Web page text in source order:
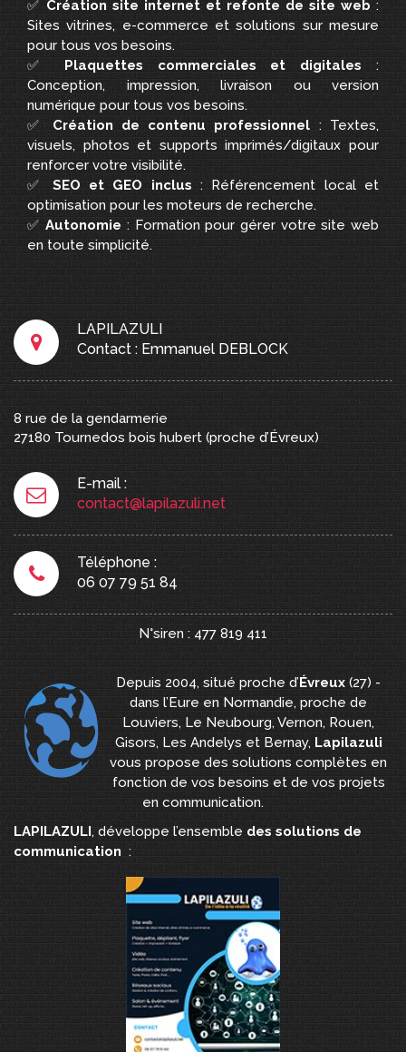
✅ Création site internet et refonte de site web :
Sites vitrines, e-commerce et solutions sur mesure
pour tous vos besoins.
✅ Plaquettes commerciales et digitales :
Conception, impression, livraison ou version
numérique pour tous vos besoins.
✅ Création de contenu professionnel : Textes,
visuels, photos et supports imprimés/digitaux pour
renforcer votre visibilité.
✅ SEO et GEO inclus : Référencement local et
optimisation pour les moteurs de recherche.
✅Autonomie : Formation pour gérer votre site web
en toute simplicité.
LAPILAZULI
Contact : Emmanuel DEBLOCK
8 rue de la gendarmerie
27180 Tournedos bois hubert (proche d’Évreux)
E-mail :
contact@lapilazuli.net
Téléphone :
06 07 79 51 84
N°siren : 477 819 411
Depuis 2004, situé proche d’Évreux (27) -
dans l’Eure en Normandie, proche de
Louviers, Le Neubourg, Vernon, Rouen,
Gisors, Les Andelys et Bernay, Lapilazuli
vous propose des solutions complètes en
fonction de vos besoins et de vos projets
en communication.
LAPILAZULI, développe l’ensemble des solutions de
communication :